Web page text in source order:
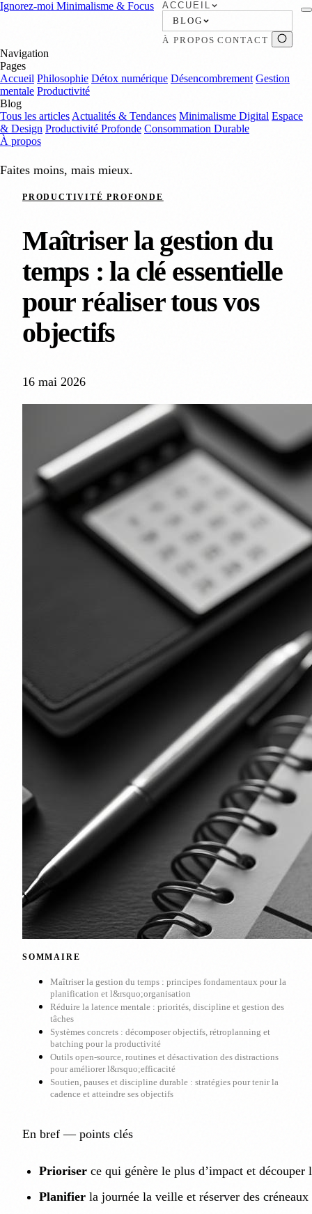
Ignorez-moi Minimalisme & Focus
ACCUEIL
BLOG
À PROPOS CONTACT
Navigation
Pages
Accueil Philosophie Détox numérique Désencombrement Gestion
mentale Productivité
Blog
Tous les articles Actualités & Tendances Minimalisme Digital Espace
& Design Productivité Profonde Consommation Durable
À propos
Faites moins, mais mieux.
PRODUCTIVITÉ PROFONDE
Maîtriser la gestion du
temps : la clé essentielle
pour réaliser tous vos
objectifs
16 mai 2026
SOMMAIRE
Maîtriser la gestion du temps : principes fondamentaux pour la
planification et l&rsquo;organisation
Réduire la latence mentale : priorités, discipline et gestion des
tâches
Systèmes concrets : décomposer objectifs, rétroplanning et
batching pour la productivité
Outils open-source, routines et désactivation des distractions
pour améliorer l&rsquo;efficacité
Soutien, pauses et discipline durable : stratégies pour tenir la
cadence et atteindre ses objectifs
En bref — points clés
Prioriser ce qui génère le plus d’impact et
Planifier la journée la veille et réserver des